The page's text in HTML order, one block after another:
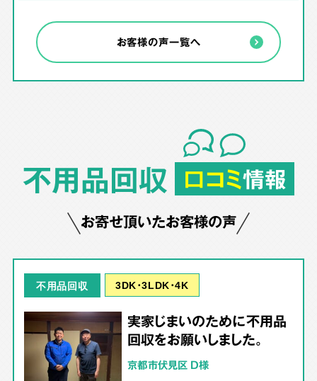
お客様の声一覧へ
不用品回収 口コミ情報
お寄せ頂いたお客様の声
不用品回収 3DK･3LDK･4K
実家じまいのために不用品
回収をお願いしました。
京都市伏見区 D様